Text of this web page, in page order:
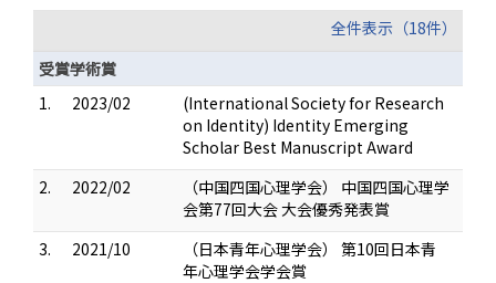
全件表示（18件）
受賞学術賞
1.
2023/02
(International Society for Research
on Identity) Identity Emerging
Scholar Best Manuscript Award
2.
2022/02
（中国四国心理学会） 中国四国心理学
会第77回大会 大会優秀発表賞
3.
2021/10
（日本青年心理学会） 第10回日本青
年心理学会学会賞